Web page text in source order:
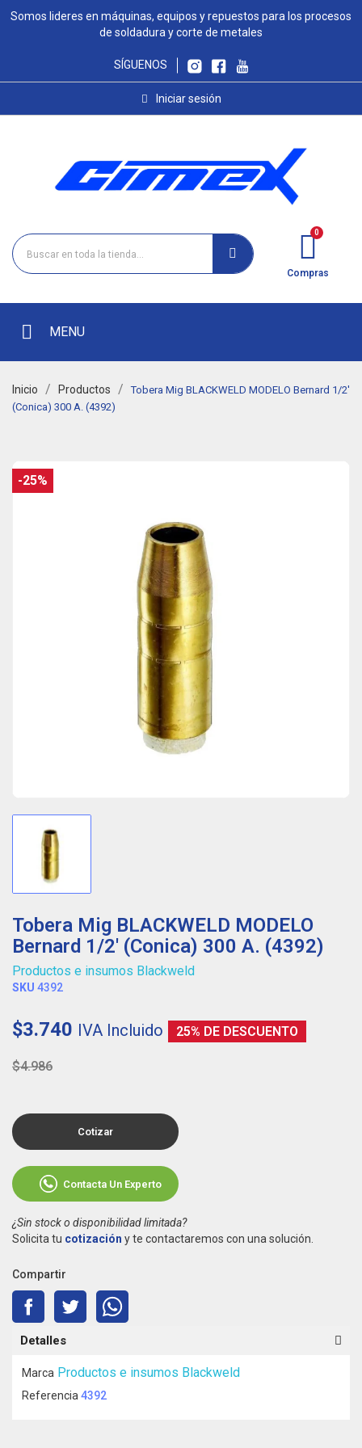
Somos lideres en máquinas, equipos y repuestos para los procesos
de soldadura y corte de metales
SÍGUENOS
Iniciar sesión
Compras
MENU
Inicio Productos
Tobera Mig BLACKWELD MODELO Bernard 1/2'
(Conica) 300 A. (4392)
-25%
Tobera Mig BLACKWELD MODELO
Bernard 1/2' (Conica) 300 A. (4392)
Productos e insumos Blackweld
SKU 4392
$3.740 IVA Incluido 25% DE DESCUENTO
$4.986
Cotizar
Contacta Un Experto
¿Sin stock o disponibilidad limitada?
Solicita tu cotización y te contactaremos con una solución.
Compartir
Detalles
Marca Productos e insumos Blackweld
Referencia4392